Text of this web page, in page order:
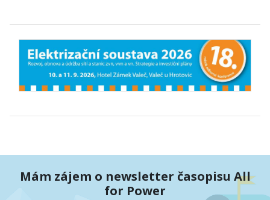
Mám zájem o newsletter časopisu All
for Power